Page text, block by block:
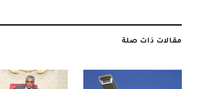
مقالات ذات صلة